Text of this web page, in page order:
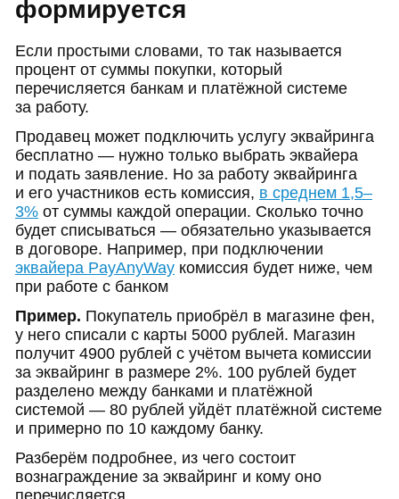
формируется
Если простыми словами, то так называется
процент от суммы покупки, который
перечисляется банкам и платёжной системе
за работу.
Продавец может подключить услугу эквайринга
бесплатно — нужно только выбрать эквайера
и подать заявление. Но за работу эквайринга
и его участников есть комиссия, в среднем 1,5–
3% от суммы каждой операции. Сколько точно
будет списываться — обязательно указывается
в договоре. Например, при подключении
эквайера PayAnyWay комиссия будет ниже, чем
при работе с банком
Пример. Покупатель приобрёл в магазине фен,
у него списали с карты 5000 рублей. Магазин
получит 4900 рублей с учётом вычета комиссии
за эквайринг в размере 2%. 100 рублей будет
разделено между банками и платёжной
системой — 80 рублей уйдёт платёжной системе
и примерно по 10 каждому банку.
Разберём подробнее, из чего состоит
вознаграждение за эквайринг и кому оно
перечисляется.